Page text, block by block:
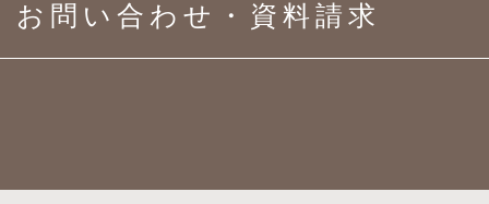
お問い合わせ・資料請求